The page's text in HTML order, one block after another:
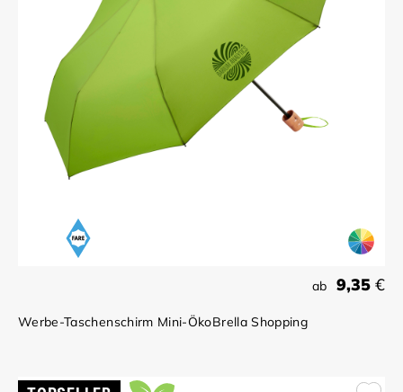
ab 9,35 €
Werbe-Taschenschirm Mini-ÖkoBrella Shopping